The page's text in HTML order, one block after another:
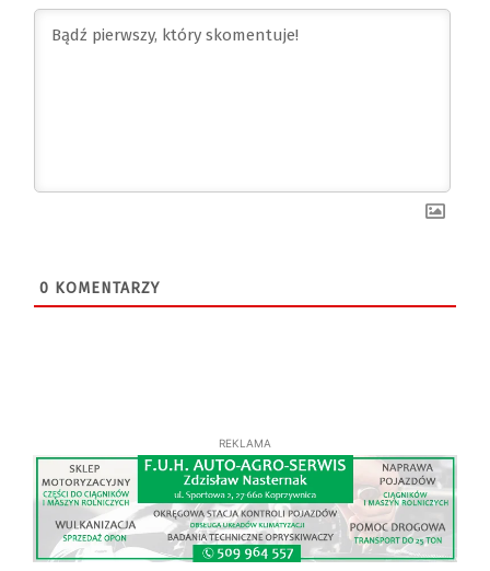
0 KOMENTARZY
REKLAMA